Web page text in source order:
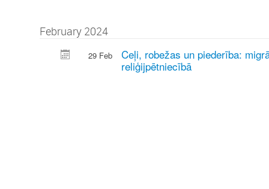
February 2024
29 Feb
Ceļi, robežas un piederība:
reliģijpētniecībā